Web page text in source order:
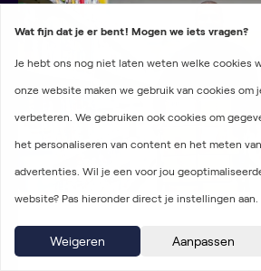
CAO
Wat fijn dat je er bent! Mogen we iets vragen?
Je hebt ons nog niet laten weten welke cookies
onze website maken we gebruik van cookies om
verbeteren. We gebruiken ook cookies om
het personaliseren van content en het meten
advertenties. Wil je een voor jou
website? Pas hieronder direct je instellingen aan.
Weigeren Aanpassen